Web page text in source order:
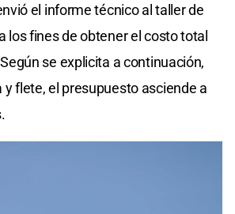
el informe técnico al taller de
los fines de obtener el costo total
se explicita a continuación,
y flete, el presupuesto asciende a